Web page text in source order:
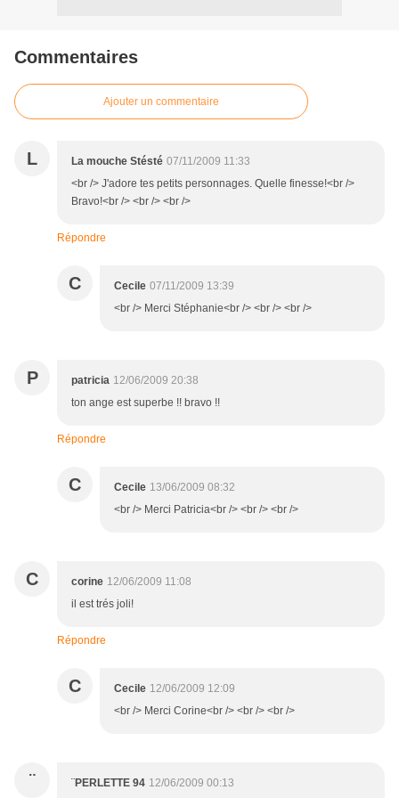
Commentaires
Ajouter un commentaire
L La mouche Stésté 07/11/2009 11:33
<br /> J'adore tes petits personnages. Quelle finesse!<br />
Bravo!<br /> <br /> <br />
Répondre
C Cecile 07/11/2009 13:39
<br /> Merci Stéphanie<br /> <br /> <br />
P patricia 12/06/2009 20:38
ton ange est superbe !! bravo !!
Répondre
C Cecile 13/06/2009 08:32
<br /> Merci Patricia<br /> <br /> <br />
C corine 12/06/2009 11:08
il est trés joli!
Répondre
C Cecile 12/06/2009 12:09
<br /> Merci Corine<br /> <br /> <br />
¨ ¨PERLETTE 94 12/06/2009 00:13